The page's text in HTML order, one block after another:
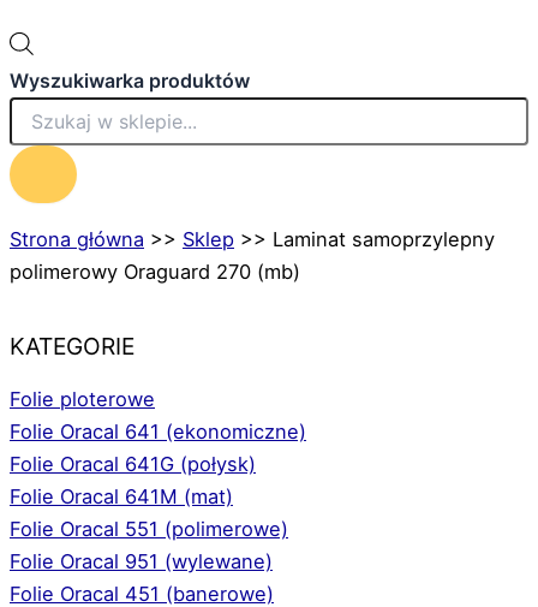
Wyszukiwarka produktów
Strona główna >> Sklep >> Laminat samoprzylepny
polimerowy Oraguard 270 (mb)
KATEGORIE
Folie ploterowe
Folie Oracal 641 (ekonomiczne)
Folie Oracal 641G (połysk)
Folie Oracal 641M (mat)
Folie Oracal 551 (polimerowe)
Folie Oracal 951 (wylewane)
Folie Oracal 451 (banerowe)